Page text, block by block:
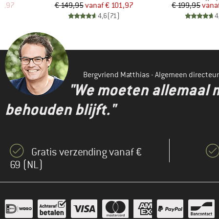
prijs Prijs
€ 149,95 Verlaagde prijs
vanaf€ 101,97
4,6(71)
€ 199,95
Bergvriend Matthias - Algemeen directeur
"We moeten allemaal
behouden blijft."
Gratis verzending vanaf €
69 (NL)